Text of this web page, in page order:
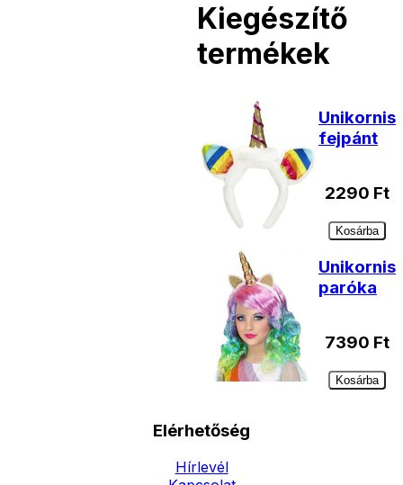
Kiegészítő
termékek
Unikornis
fejpánt
2290 Ft
Kosárba
Unikornis
paróka
7390 Ft
Kosárba
Elérhetőség
Hírlevél